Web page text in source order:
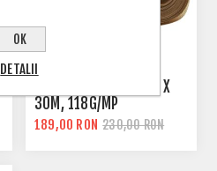
PLASA TANTARI 1,4 M X
30M, 118G/MP
189,00 RON 230,00 RON
OK
DETALII